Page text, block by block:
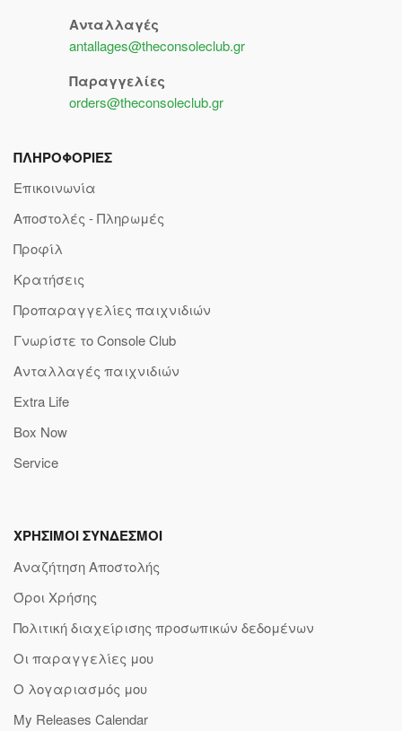
Ανταλλαγές
antallages@theconsoleclub.gr
Παραγγελίες
orders@theconsoleclub.gr
ΠΛΗΡΟΦΟΡΙΕΣ
Επικοινωνία
Αποστολές - Πληρωμές
Προφίλ
Κρατήσεις
Προπαραγγελίες παιχνιδιών
Γνωρίστε το Console Club
Ανταλλαγές παιχνιδιών
Extra Life
Box Now
Service
ΧΡΗΣΙΜΟΙ ΣΥΝΔΕΣΜΟΙ
Αναζήτηση Αποστολής
Όροι Χρήσης
Πολιτική διαχείρισης προσωπικών δεδομένων
Οι παραγγελίες μου
Ο λογαριασμός μου
My Releases Calendar